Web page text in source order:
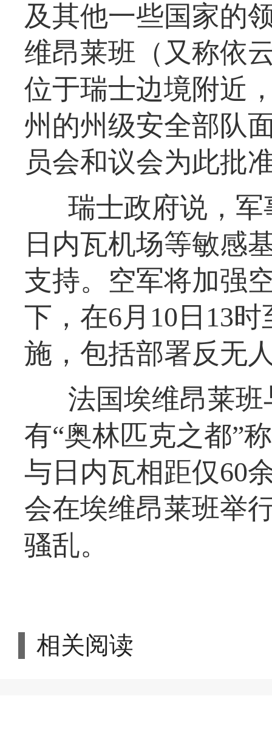
及其他一些国家的
维昂莱班（又称依
位于瑞士边境附近
州的州级安全部队
员会和议会为此批
瑞士政府说，
日内瓦机场等敏感
支持。空军将加强
下，在6月10日13
施，包括部署反无
法国埃维昂莱
有“奥林匹克之都”
与日内瓦相距仅60
会在埃维昂莱班举
骚乱。
相关阅读